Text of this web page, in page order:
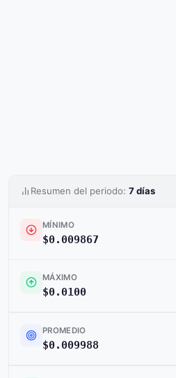
Resumen del periodo: 7 días
MÍNIMO
$0.009867
MÁXIMO
$0.0100
PROMEDIO
$0.009988